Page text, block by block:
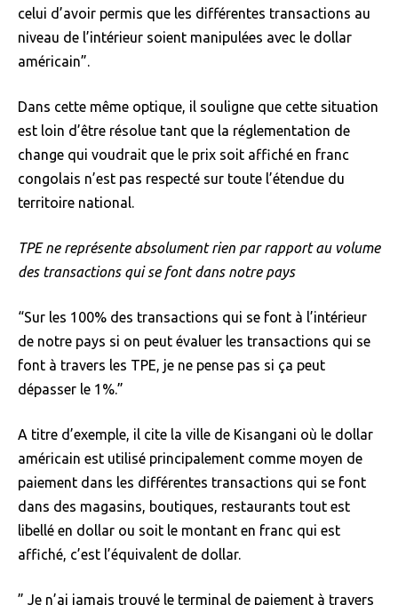
celui d’avoir permis que les différentes transactions au
niveau de l’intérieur soient manipulées avec le dollar
américain”.
Dans cette même optique, il souligne que cette situation
est loin d’être résolue tant que la réglementation de
change qui voudrait que le prix soit affiché en franc
congolais n’est pas respecté sur toute l’étendue du
territoire national.
TPE ne représente absolument rien par rapport au volume
des transactions qui se font dans notre pays
“Sur les 100% des transactions qui se font à l’intérieur
de notre pays si on peut évaluer les transactions qui se
font à travers les TPE, je ne pense pas si ça peut
dépasser le 1%.”
A titre d’exemple, il cite la ville de Kisangani où le dollar
américain est utilisé principalement comme moyen de
paiement dans les différentes transactions qui se font
dans des magasins, boutiques, restaurants tout est
libellé en dollar ou soit le montant en franc qui est
affiché, c’est l’équivalent de dollar.
” Je n’ai jamais trouvé le terminal de paiement à travers